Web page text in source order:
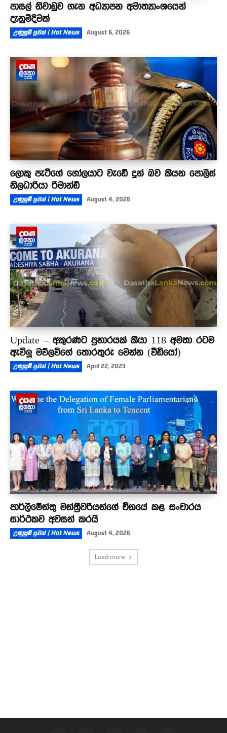
පාසල් නිවාඩුව ගැන අධ්‍යාපන අමාත්‍යාංශයෙන්
දැනුම්දීමක්
උණුසුම් පුවත් | Hot News August 6, 2026
ලොකු පැටීගේ ගෝලයාට වැඩේ දුන් බව කියන පොලිස්
නිලධාරියා රිමාන්ඩ්
උණුසුම් පුවත් | Hot News August 4, 2026
Update – අකුරණට ප්‍රහාරයක් කියා 118 අමතා රටම
ඇවිලූ මව්ලවිගේ තොරතුරු මෙන්න (වීඩියෝ)
උණුසුම් පුවත් | Hot News April 22, 2023
පාර්ලිමේන්තු මන්ත්‍රීවරියන්ගේ චීනයේ කළ සංචාරය
සාර්ථකව අවසන් කරයි
උණුසුම් පුවත් | Hot News August 4, 2026
Load more